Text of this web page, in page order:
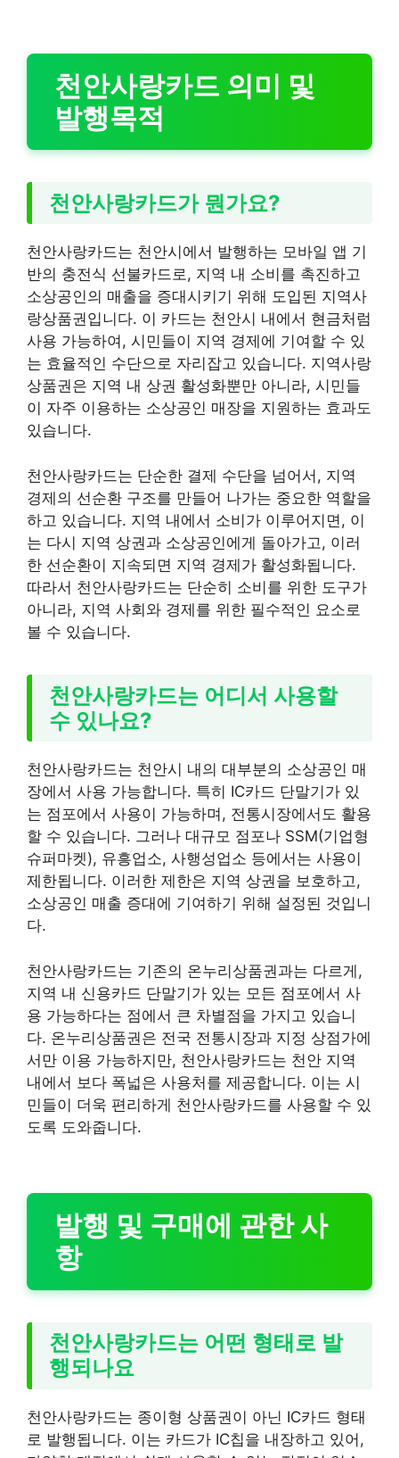
천안사랑카드 의미 및
발행목적
천안사랑카드가 뭔가요?
천안사랑카드는 천안시에서 발행하는 모바일 앱 기
반의 충전식 선불카드로, 지역 내 소비를 촉진하고
소상공인의 매출을 증대시키기 위해 도입된 지역사
랑상품권입니다. 이 카드는 천안시 내에서 현금처럼
사용 가능하여, 시민들이 지역 경제에 기여할 수 있
는 효율적인 수단으로 자리잡고 있습니다. 지역사랑
상품권은 지역 내 상권 활성화뿐만 아니라, 시민들
이 자주 이용하는 소상공인 매장을 지원하는 효과도
있습니다.
천안사랑카드는 단순한 결제 수단을 넘어서, 지역
경제의 선순환 구조를 만들어 나가는 중요한 역할을
하고 있습니다. 지역 내에서 소비가 이루어지면, 이
는 다시 지역 상권과 소상공인에게 돌아가고, 이러
한 선순환이 지속되면 지역 경제가 활성화됩니다.
따라서 천안사랑카드는 단순히 소비를 위한 도구가
아니라, 지역 사회와 경제를 위한 필수적인 요소로
볼 수 있습니다.
천안사랑카드는 어디서 사용할
수 있나요?
천안사랑카드는 천안시 내의 대부분의 소상공인 매
장에서 사용 가능합니다. 특히 IC카드 단말기가 있
는 점포에서 사용이 가능하며, 전통시장에서도 활용
할 수 있습니다. 그러나 대규모 점포나 SSM(기업형
슈퍼마켓), 유흥업소, 사행성업소 등에서는 사용이
제한됩니다. 이러한 제한은 지역 상권을 보호하고,
소상공인 매출 증대에 기여하기 위해 설정된 것입니
다.
천안사랑카드는 기존의 온누리상품권과는 다르게,
지역 내 신용카드 단말기가 있는 모든 점포에서 사
용 가능하다는 점에서 큰 차별점을 가지고 있습니
다. 온누리상품권은 전국 전통시장과 지정 상점가에
서만 이용 가능하지만, 천안사랑카드는 천안 지역
내에서 보다 폭넓은 사용처를 제공합니다. 이는 시
민들이 더욱 편리하게 천안사랑카드를 사용할 수 있
도록 도와줍니다.
발행 및 구매에 관한 사
항
천안사랑카드는 어떤 형태로 발
행되나요
천안사랑카드는 종이형 상품권이 아닌 IC카드 형태
로 발행됩니다. 이는 카드가 IC칩을 내장하고 있어,